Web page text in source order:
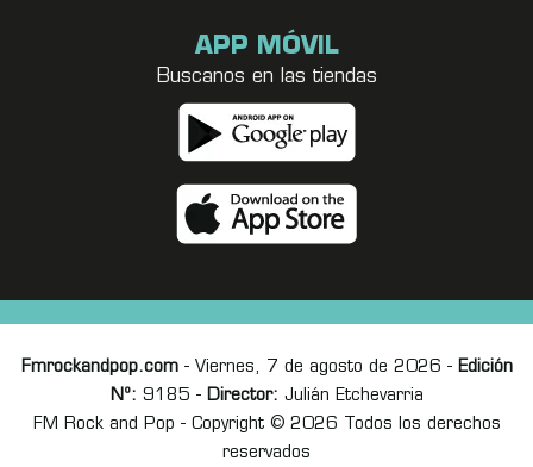
APP MÓVIL
Buscanos en las tiendas
Fmrockandpop.com- Viernes, 7 de agosto de 2026 - Edición
Nº: 9185 - Director: Julián Etchevarria
FM Rock and Pop - Copyright © 2026 Todos los derechos
reservados